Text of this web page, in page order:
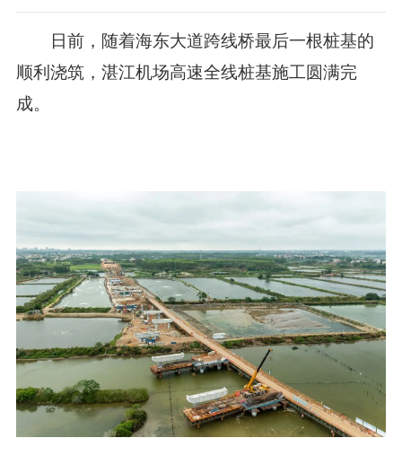
日前，随着海东大道跨线桥最后一根桩基的
顺利浇筑，湛江机场高速全线桩基施工圆满完
成。